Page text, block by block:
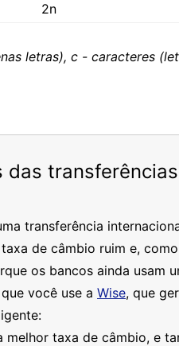
2n
letras), c - caracteres
das
transferência
de câmbio ruim e,
os bancos ainda usam
você use a Wise, que
melhor taxa de câmbio, e